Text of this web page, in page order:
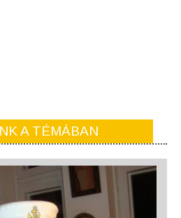
A TÉMÁBAN